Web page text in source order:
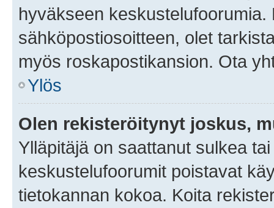
hyväkseen
sähköpostiosoitteen, olet
myös roskapostikansion. Ota
Ylös
Olen rekisteröitynyt joskus,
Ylläpitäjä on saattanut sulkea
keskustelufoorumit poistavat
tietokannan kokoa. Koita